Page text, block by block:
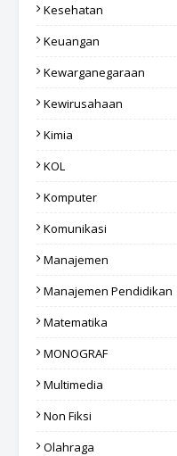
Kesehatan
Keuangan
Kewarganegaraan
Kewirusahaan
Kimia
KOL
Komputer
Komunikasi
Manajemen
Manajemen Pendidikan
Matematika
MONOGRAF
Multimedia
Non Fiksi
Olahraga